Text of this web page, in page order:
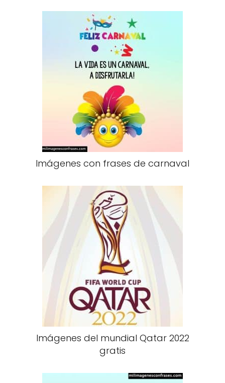
Imágenes con frases de carnaval
Imágenes del mundial Qatar 2022
gratis